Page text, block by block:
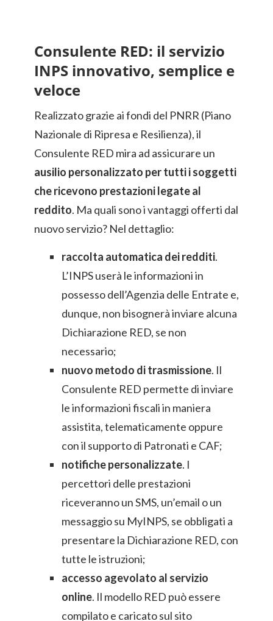
Consulente RED: il servizio
INPS innovativo, semplice e
veloce
Realizzato grazie ai fondi del PNRR (Piano
Nazionale di Ripresa e Resilienza), il
Consulente RED mira ad assicurare un
ausilio personalizzato per tutti i soggetti
che ricevono prestazioni legate al
reddito. Ma quali sono i vantaggi offerti dal
nuovo servizio? Nel dettaglio:
raccolta automatica dei redditi.
L’INPS userà le informazioni in
possesso dell’Agenzia delle Entrate e,
dunque, non bisognerà inviare alcuna
Dichiarazione RED, se non
necessario;
nuovo metodo di trasmissione. Il
Consulente RED permette di inviare
le informazioni fiscali in maniera
assistita, telematicamente oppure
con il supporto di Patronati e CAF;
notifiche personalizzate. I
percettori delle prestazioni
riceveranno un SMS, un’email o un
messaggio su MyINPS, se obbligati a
presentare la Dichiarazione RED, con
tutte le istruzioni;
accesso agevolato al servizio
online. Il modello RED può essere
compilato e caricato sul sito